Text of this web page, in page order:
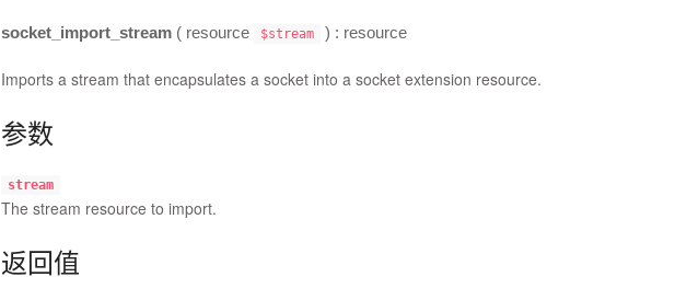
socket_import_stream ( resource $stream ) : resource
Imports a stream that encapsulates a socket into a socket extension resource.
参数
stream
The stream resource to import.
返回值